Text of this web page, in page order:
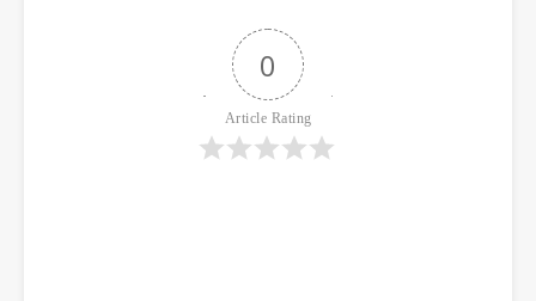
0
Article Rating